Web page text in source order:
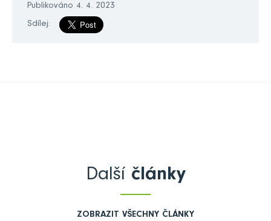
Publikováno 4. 4. 2023
Sdílej:
Další články
ZOBRAZIT VŠECHNY ČLÁNKY